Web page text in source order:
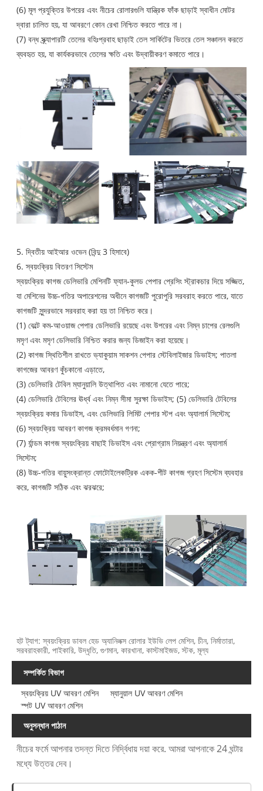
(6) মূল প্রযুক্তির উপরের এবং নীচের রোলারগুলি যান্ত্রিক ফাঁক ছাড়াই স্বাধীন মোটর
দ্বারা চালিত হয়, যা আবরণে কোন রেখা নিশ্চিত করতে পারে না।
(7) বন্ধ স্ক্র্যাপারটি তেলের বহিঃপ্রবাহ ছাড়াই তেল সার্কিটের ভিতরে তেল সঞ্চালন করতে
ব্যবহৃত হয়, যা কার্যকরভাবে তেলের ক্ষতি এবং উদ্বায়ীকরণ কমাতে পারে।
5. দ্বিতীয় আইআর ওভেন (বিন্দু 3 হিসাবে)
6. স্বয়ংক্রিয় বিতরণ সিস্টেম
স্বয়ংক্রিয় কাগজ ডেলিভারি মেশিনটি ফ্যান-কুলড পেপার প্রেসিং স্ট্রাকচার দিয়ে সজ্জিত,
যা মেশিনের উচ্চ-গতির অপারেশনের অধীনে কাগজটি পুরোপুরি সরবরাহ করতে পারে, যাতে
কাগজটি সুন্দরভাবে সরবরাহ করা হয় তা নিশ্চিত করে।
(1) বেল্টে কম-আওয়াজ পেপার ডেলিভারি রয়েছে এবং উপরের এবং নিম্ন চাপের রেলগুলি
মসৃণ এবং মসৃণ ডেলিভারি নিশ্চিত করার জন্য ডিজাইন করা হয়েছে।
(2) কাগজ স্থিতিশীল রাখতে ভ্যাকুয়াম সাকশন পেপার স্টেবিলাইজার ডিভাইস; পাতলা
কাগজের আবরণ কুঁচকানো এড়াতে,
(3) ডেলিভারি টেবিল ম্যানুয়ালি উত্থাপিত এবং নামানো যেতে পারে;
(4) ডেলিভারি টেবিলের ঊর্ধ্ব এবং নিম্ন সীমা সুরক্ষা ডিভাইস; (5) ডেলিভারি টেবিলের
স্বয়ংক্রিয় কমার ডিভাইস, এবং ডেলিভারি লিমিট পেপার স্টপ এবং অ্যালার্ম সিস্টেম;
(6) স্বয়ংক্রিয় আবরণ কাগজ ক্রমবর্ধমান গণনা;
(7) র্যান্ডম কাগজ স্বয়ংক্রিয় বাছাই ডিভাইস এবং প্রোগ্রাম নিয়ন্ত্রণ এবং অ্যালার্ম
সিস্টেম;
(8) উচ্চ-গতির বায়ুসংক্রান্ত ফোটোইলেকট্রিক একক-শীট কাগজ গ্রহণ সিস্টেম ব্যবহার
করে, কাগজটি সঠিক এবং ঝরঝরে;
হট ট্যাগ: স্বয়ংক্রিয় ডাবল হেড অ্যানিলক্স রোলার ইউভি লেপ মেশিন, চীন, নির্মাতারা,
সরবরাহকারী, পাইকারি, উদ্ধৃতি, গুণমান, কারখানা, কাস্টমাইজড, স্টক, মূল্য
সম্পর্কিত বিভাগ
স্বয়ংক্রিয় UV আবরণ মেশিন
ম্যানুয়াল UV আবরণ মেশিন
স্পট UV আবরণ মেশিন
অনুসন্ধান পাঠান
নীচের ফর্মে আপনার তদন্ত দিতে নির্দ্বিধায় দয়া করে. আমরা আপনাকে 24 ঘন্টার
মধ্যে উত্তর দেব।